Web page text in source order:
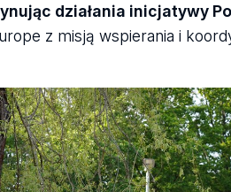
działania inicjatywy
z misją wspierania i